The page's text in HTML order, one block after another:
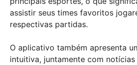
assistir seus times favoritos
respectivas partidas.
O aplicativo também apresenta
intuitiva, juntamente com notícias